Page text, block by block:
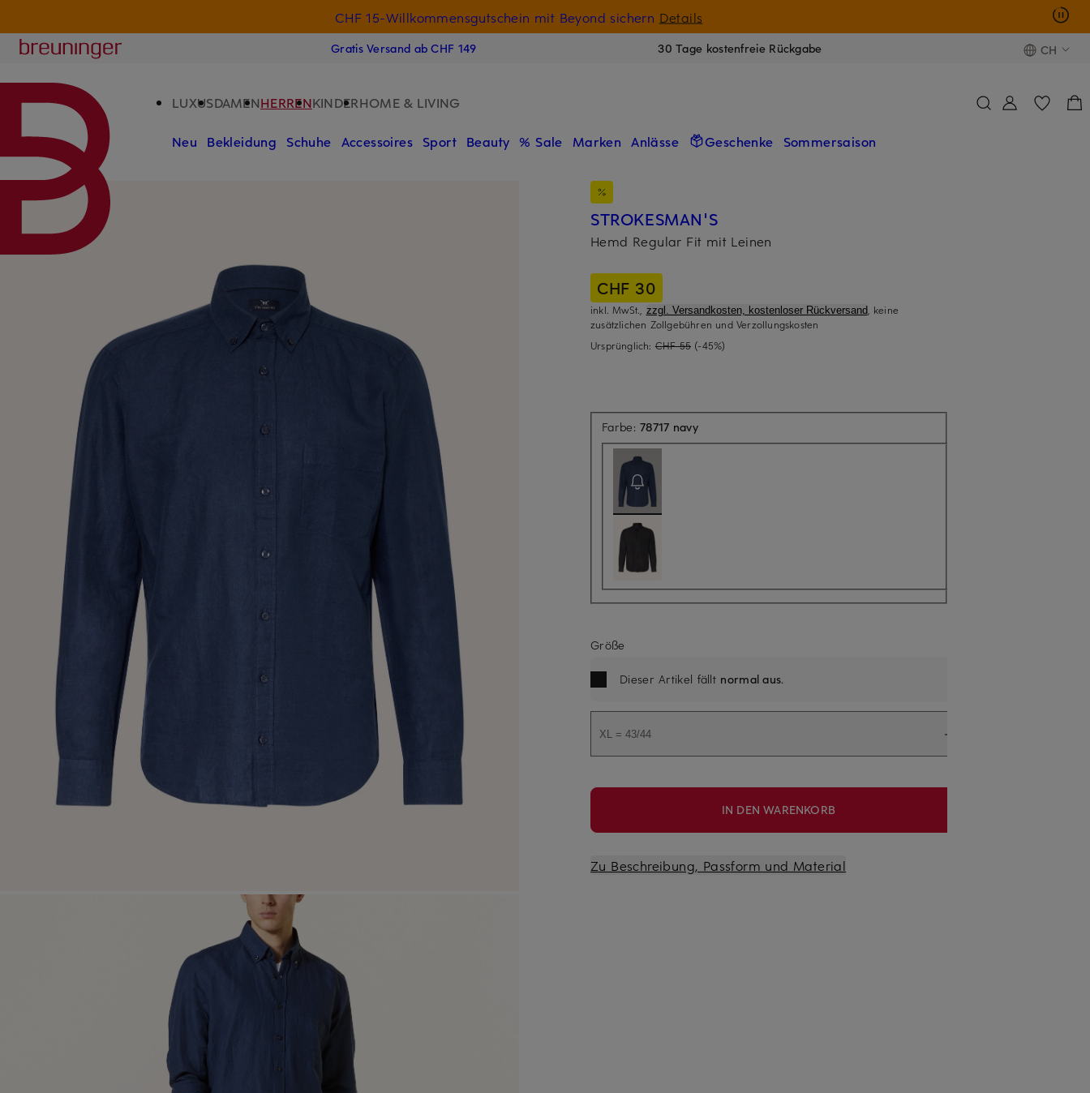
CHF 15-Willkommensgutschein mit Beyond sichern Details
Breuninger
Gratis Versand ab CHF 149 30 Tage kostenfreie Rückgabe CH
LUXUSDAMENHERRENKINDERHOME & LIVING
Neu Bekleidung Schuhe Accessoires Sport Beauty % Sale Marken Anlässe Geschenke Sommersaison
STROKESMAN'S
Hemd Regular Fit mit Leinen
CHF 30
inkl. MwSt., zzgl. Versandkosten, kostenloser Rückversand, keine
zusätzlichen Zollgebühren und Verzollungskosten
Ursprünglich: CHF 55 (-45%)
Farbe:78717 navyAktuell nicht verfügbar
Größe
Dieser Artikel fällt normal aus.
XL = 43/44
IN DEN WARENKORB
Zu Beschreibung, Passform und Material